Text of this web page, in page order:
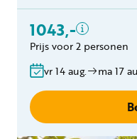
1043,-
Prijs voor 2 personen
vr 14 aug. ma 17